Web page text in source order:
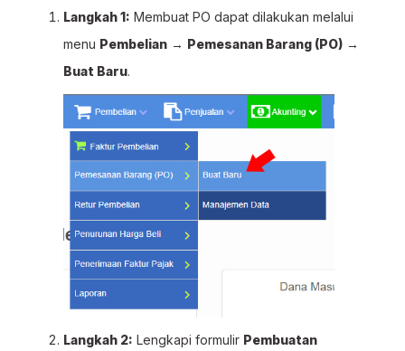
Langkah 1: Membuat PO dapat dilakukan melalui
menu Pembelian → Pemesanan Barang (PO) →
Buat Baru.
Langkah 2: Lengkapi formulir Pembuatan